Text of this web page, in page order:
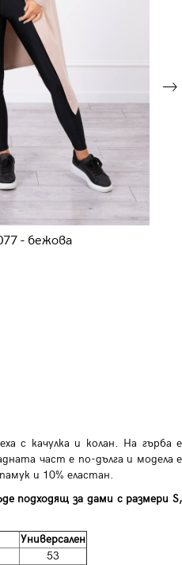
- бежова
с качулка и колан. На гърба е
част е по-дълга и модела е
и 10% еластан.
подходящ за дами с размери S,
Универсален
53